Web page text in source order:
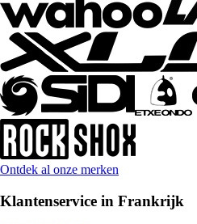
Ontdek al onze merken
Klantenservice in Frankrijk